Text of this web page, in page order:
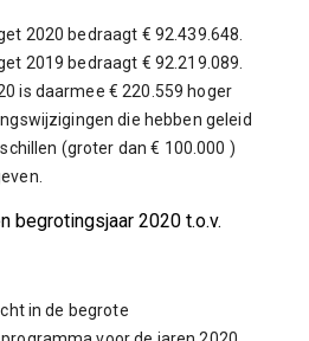
2020 bedraagt € 92.439.648.
2019 bedraagt € 92.219.089.
is daarmee € 220.559 hoger
die hebben geleid
(groter dan € 100.000 )
begrotingsjaar 2020 t.o.v.
in de begrote